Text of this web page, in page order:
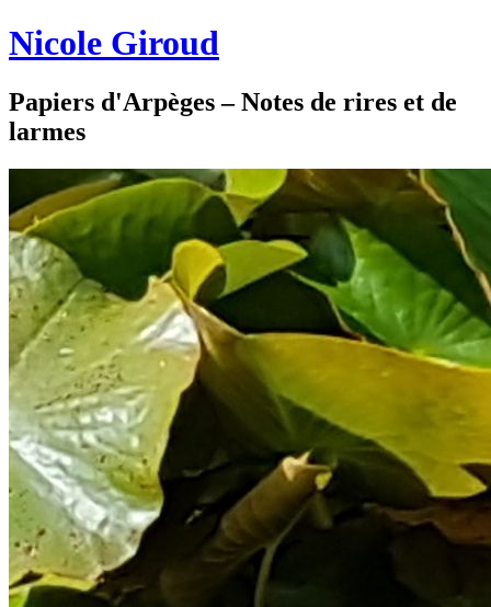
Nicole Giroud
Papiers d'Arpèges – Notes de rires et de
larmes